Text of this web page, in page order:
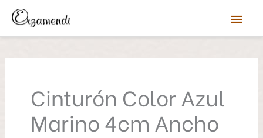
contenido
Cinturón Color Azul
Marino 4cm Ancho